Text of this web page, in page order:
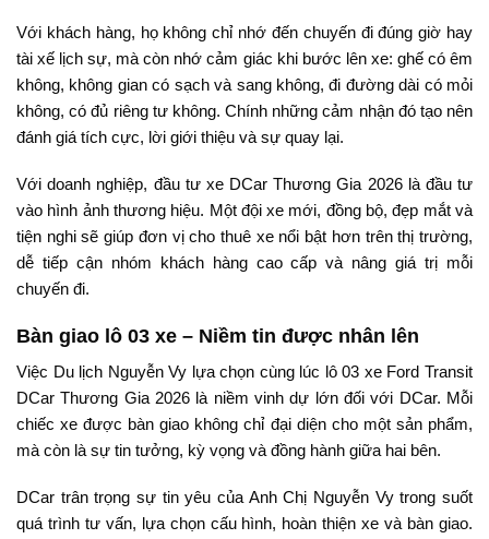
Với khách hàng, họ không chỉ nhớ đến chuyến đi đúng giờ hay
tài xế lịch sự, mà còn nhớ cảm giác khi bước lên xe: ghế có êm
không, không gian có sạch và sang không, đi đường dài có mỏi
không, có đủ riêng tư không. Chính những cảm nhận đó tạo nên
đánh giá tích cực, lời giới thiệu và sự quay lại.
Với doanh nghiệp, đầu tư xe DCar Thương Gia 2026 là đầu tư
vào hình ảnh thương hiệu. Một đội xe mới, đồng bộ, đẹp mắt và
tiện nghi sẽ giúp đơn vị cho thuê xe nổi bật hơn trên thị trường,
dễ tiếp cận nhóm khách hàng cao cấp và nâng giá trị mỗi
chuyến đi.
Bàn giao lô 03 xe – Niềm tin được nhân lên
Việc Du lịch Nguyễn Vy lựa chọn cùng lúc lô 03 xe Ford Transit
DCar Thương Gia 2026 là niềm vinh dự lớn đối với DCar. Mỗi
chiếc xe được bàn giao không chỉ đại diện cho một sản phẩm,
mà còn là sự tin tưởng, kỳ vọng và đồng hành giữa hai bên.
DCar trân trọng sự tin yêu của Anh Chị Nguyễn Vy trong suốt
quá trình tư vấn, lựa chọn cấu hình, hoàn thiện xe và bàn giao.